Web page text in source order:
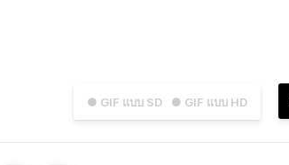
● GIF แบบ SD ● GIF แบบ HD